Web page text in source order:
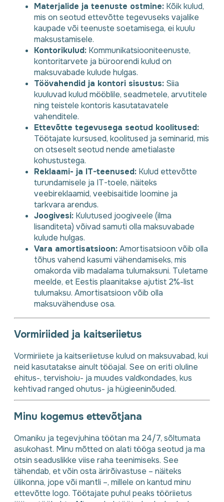
Materjalide ja teenuste ostmine: Kõik kulud,
mis on seotud ettevõtte tegevuseks vajalike
kaupade või teenuste soetamisega, ei kuulu
maksustamisele.
Kontorikulud: Kommunikatsiooniteenuste,
kontoritarvete ja büroorendi kulud on
maksuvabade kulude hulgas.
Töövahendid ja kontori sisustus: Siia
kuuluvad kulud mööblile, seadmetele, arvutitele
ning teistele kontoris kasutatavatele
vahenditele.
Ettevõtte tegevusega seotud koolitused:
Töötajate kursused, koolitused ja seminarid, mis
on otseselt seotud nende ametialaste
kohustustega.
Reklaami- ja IT-teenused: Kulud ettevõtte
turundamisele ja IT-toele, näiteks
veebireklaamid, veebisaitide loomine ja
tarkvara arendus.
Joogivesi: Kulutused joogiveele (ilma
lisanditeta) võivad samuti olla maksuvabade
kulude hulgas.
Vara amortisatsioon:Amortisatsioon võib olla
tõhus vahend kasumi vähendamiseks, mis
omakorda viib madalama tulumaksuni. Tuletame
meelde, et Eestis plaanitakse ajutist 2%-list
tulumaksu. Amortisatsioon võib olla
maksuvähenduse osa.
Vormiriided ja kaitseriietus
Vormiriiete ja kaitseriietuse kulud on maksuvabad, kui
neid kasutatakse ainult tööajal. See on eriti oluline
ehitus-, tervishoiu- ja muudes valdkondades, kus
kehtivad ranged ohutus- ja hügieeninõuded.
Minu kogemus ettevõtjana
Omaniku ja tegevjuhina töötan ma 24/7, sõltumata
asukohast. Minu mõtted on alati tööga seotud ja ma
otsin seaduslikke viise raha teenimiseks. See
tähendab, et võin osta ärirõivastuse – näiteks
ülikonna, jope või mantli –, millele on kantud minu
ettevõtte logo. Töötajate puhul peaks tööriietus